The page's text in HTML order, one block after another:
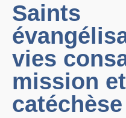
Saints
vies
mission
catéchèse